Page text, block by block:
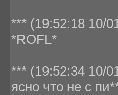
*** (19:52:18 10/
*ROFL*
*** (19:52:34 10/
ясно что не с